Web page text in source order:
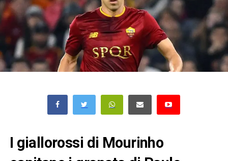
I giallorossi di Mourinho